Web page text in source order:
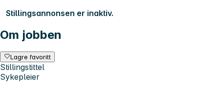
Stillingsannonsen er inaktiv.
Om jobben
Lagre favoritt
Stillingstittel
Sykepleier